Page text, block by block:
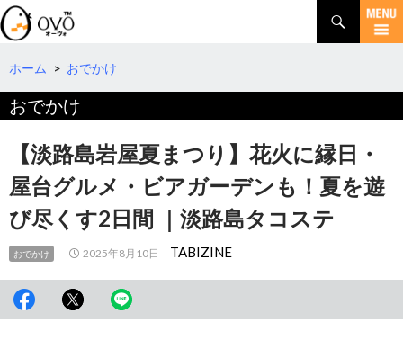
検
索
コ
テ
ツ
へ
ホーム > おでかけ
おでかけ
【淡路島岩屋夏まつり】花火に縁日・
屋台グルメ・ビアガーデンも！夏を遊
び尽くす2日間 ｜淡路島タコステ
おでかけ 2025年8月10日 TABIZINE